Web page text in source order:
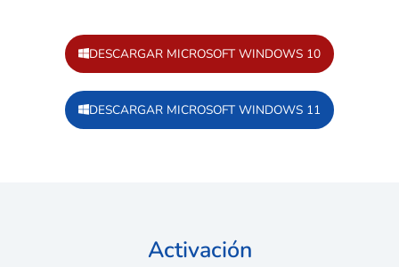
DESCARGAR MICROSOFT WINDOWS 10
DESCARGAR MICROSOFT WINDOWS 11
Activación